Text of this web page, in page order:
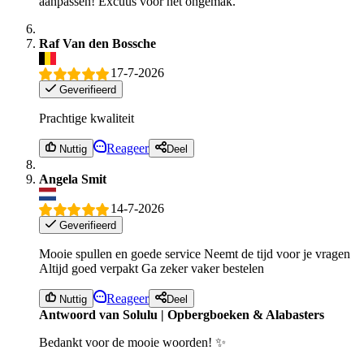
Raf Van den Bossche
17-7-2026
Geverifieerd
Prachtige kwaliteit
Nuttig Reageer Deel
Angela Smit
14-7-2026
Geverifieerd
Mooie spullen en goede service Neemt de tijd voor je vragen
Altijd goed verpakt Ga zeker vaker bestelen
Nuttig Reageer Deel
Antwoord van Solulu | Opbergboeken & Alabasters
Bedankt voor de mooie woorden! ✨